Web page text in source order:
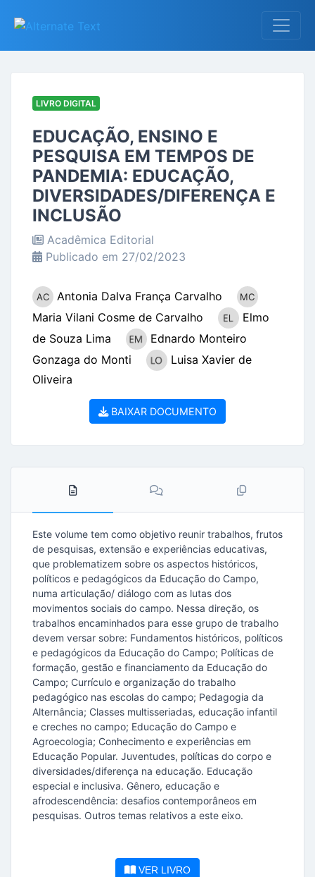
LIVRO DIGITAL
EDUCAÇÃO, ENSINO E
PESQUISA EM TEMPOS DE
PANDEMIA: EDUCAÇÃO,
DIVERSIDADES/DIFERENÇA E
INCLUSÃO
Acadêmica Editorial
Publicado em 27/02/2023
Antonia Dalva França Carvalho
Maria Vilani Cosme de Carvalho
Elmo
de Souza Lima
Ednardo Monteiro
Gonzaga do Monti
Luisa Xavier de
Oliveira
BAIXAR DOCUMENTO
Este volume tem como objetivo reunir trabalhos, frutos
de pesquisas, extensão e experiências educativas,
que problematizem sobre os aspectos históricos,
políticos e pedagógicos da Educação do Campo,
numa articulação/ diálogo com as lutas dos
movimentos sociais do campo. Nessa direção, os
trabalhos encaminhados para esse grupo de trabalho
devem versar sobre: Fundamentos históricos, políticos
e pedagógicos da Educação do Campo; Políticas de
formação, gestão e financiamento da Educação do
Campo; Currículo e organização do trabalho
pedagógico nas escolas do campo; Pedagogia da
Alternância; Classes multisseriadas, educação infantil
e creches no campo; Educação do Campo e
Agroecologia; Conhecimento e experiências em
Educação Popular. Juventudes, políticas do corpo e
diversidades/diferença na educação. Educação
especial e inclusiva. Gênero, educação e
afrodescendência: desafios contemporâneos em
pesquisas. Outros temas relativos a este eixo.
VER LIVRO